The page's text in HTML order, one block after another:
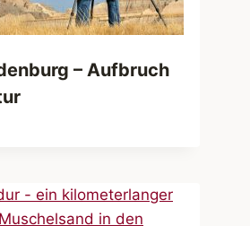
– Aufbruch